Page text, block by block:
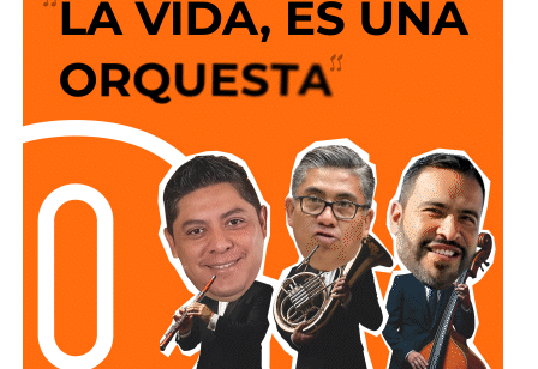
700 servicios.
presidenta del DIFseñaló que uno de los mayores
logros es que hoy las personas encuentran un espacio
donde son acompañadas. “Hay que celebrar que
paciente es escuchado
, que una familia encuentra
esperanza y que una comunidad avanza”, expresó, al
destacar que el Centroimpulsa una nueva cultura en torno
al bienestar emocional, promoviendo el mensaje de que
pedir ayuda es un derecho y un paso fundamental para
cuidar la salud mental.